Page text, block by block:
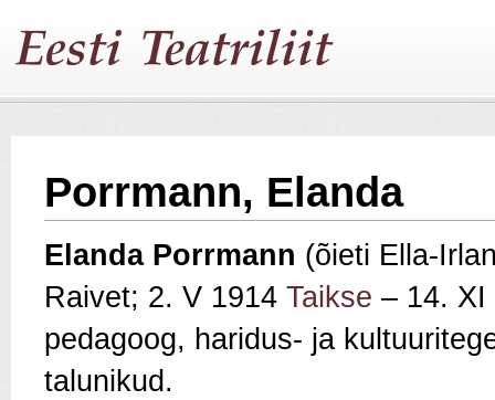
Porrmann, Elanda
Elanda Porrmann (õieti Ella-
Raivet; 2. V 1914 Taikse – 14.
pedagoog, haridus- ja
talunikud.